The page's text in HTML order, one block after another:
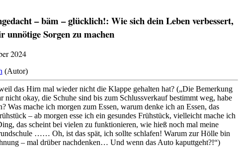
– bäm – glücklich!: Wie sich dein Leben verbessert,
unnötige Sorgen zu machen
2024
(Autor)
das Hirn mal wieder nicht die Klappe gehalten hat? („Die Bemerkung
nicht okay, die Schuhe sind bis zum Schlussverkauf bestimmt weg, habe
Was mache ich morgen zum Essen, warum denke ich an Essen, das
– ab morgen esse ich ein gesundes Frühstück, vielleicht mache ich
das scheint bei vielen zu funktionieren, wie hieß noch mal meine
…… Oh, ist das spät, ich sollte schlafen! Warum zur Hölle bin
– mal drüber nachdenken… Und wenn das Auto kaputtgeht?!“)